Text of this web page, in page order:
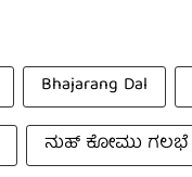
Bhajarang Dal
ನುಹ್ ಕೋಮು ಗಲಭೆ